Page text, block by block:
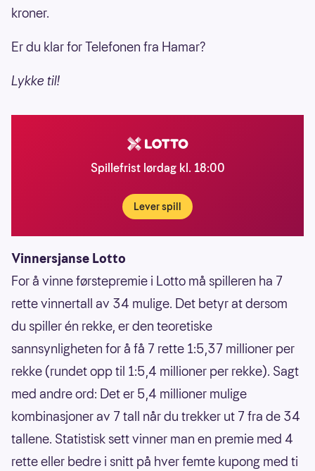
kroner.
Er du klar for Telefonen fra Hamar?
Lykke til!
Spillefrist lørdag kl. 18:00
Lever spill
Vinnersjanse Lotto
For å vinne førstepremie i Lotto må spilleren ha 7
rette vinnertall av 34 mulige. Det betyr at dersom
du spiller én rekke, er den teoretiske
sannsynligheten for å få 7 rette 1:5,37 millioner per
rekke (rundet opp til 1:5,4 millioner per rekke). Sagt
med andre ord: Det er 5,4 millioner mulige
kombinasjoner av 7 tall når du trekker ut 7 fra de 34
tallene. Statistisk sett vinner man en premie med 4
rette eller bedre i snitt på hver femte kupong med ti